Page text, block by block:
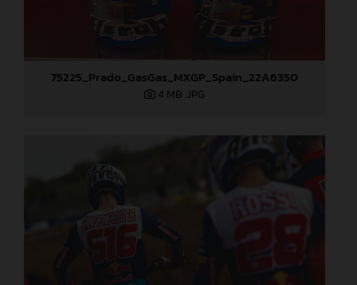
75225_Prado_GasGas_MXGP_Spain_22A6350
4 MB .JPG